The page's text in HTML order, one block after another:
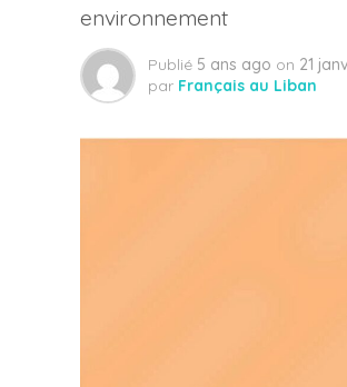
environnement
Publié 5 ans ago on 21
par Français au Liban